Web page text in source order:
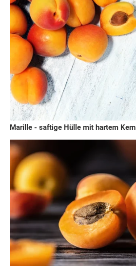
Marille - saftige Hülle mit hartem Kern